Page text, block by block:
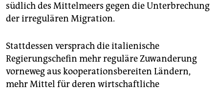
südlich des Mittelmeers gegen die Unterbrechung
der irregulären Migration.
Stattdessen versprach die italienische
Regierungschefin mehr reguläre Zuwanderung
vorneweg aus kooperationsbereiten Ländern,
mehr Mittel für deren wirtschaftliche